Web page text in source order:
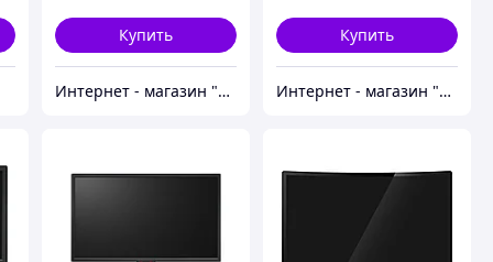
Купить
Интернет - магазин "Безопасный Дом"
Купить
Интернет - магазин "Безопасный Дом"